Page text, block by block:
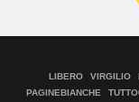
LIBERO VIRGILIO
PAGINEBIANCHE